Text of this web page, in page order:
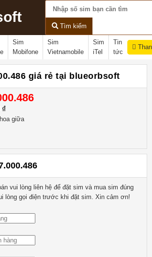
Tìm kiếm
Sim
Mobifone
Sim
Vietnamobile
Sim
iTel
Tin
tức
giá rẻ tại blueorbsoft
₫
giữa
vui lòng liên hệ để đặt sim và mua sim đúng
lòng gọi điện trước khi đặt sim. Xin cảm ơn!